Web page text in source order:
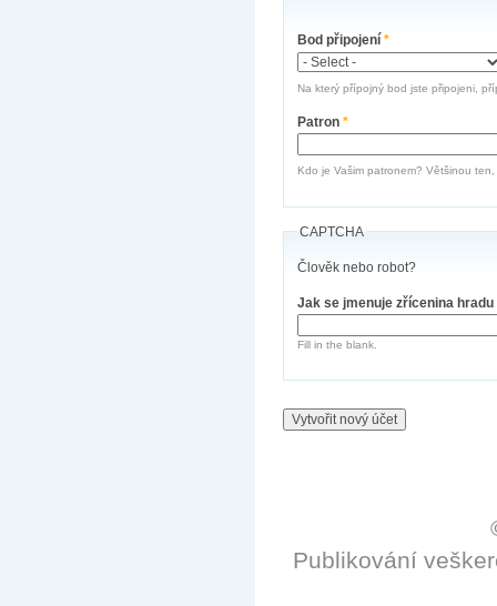
Bod připojení*
Na který přípojný bod jste připojeni,
Patron*
Kdo je Vašim patronem? Většinou
CAPTCHA
Člověk nebo robot?
Jak se jmenuje zřícenina
Fill in the blank.
Publikování